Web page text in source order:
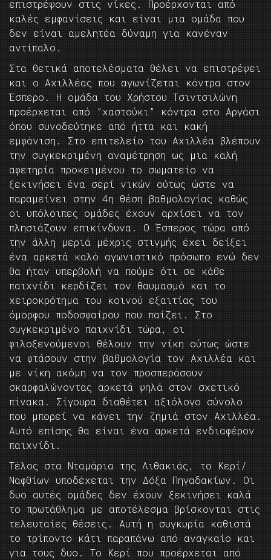
επιστρέψουν στις νίκες. Προέρχονται από
καλές εμφανίσεις και είναι μια ομάδα που
δεν είναι αμελητέα δύναμη για κανέναν
αντίπαλο.
Στα θετικά αποτελέσματα θέλει να επιστρέψει
και ο Αχιλλέας που αγωνίζεται κόντρα στον
Έσπερο. Η ομάδα του Χρήστου Τσιντσιλώνη
προέρχεται από ”χαστούκι” κόντρα στο Αργάσι
όπου συνοδεύτηκε από ήττα και κακή
εμφάνιση. Στο επιτελείο του Αχιλλέα βλέπουν
την συγκεκριμένη αναμέτρηση ως μια καλή
αφετηρία προκειμένου το σωματείο να
ξεκινήσει ένα σερί νικών ούτως ώστε να
παραμείνει στην 4η θέση βαθμολογίας καθώς
οι υπόλοιπες ομάδες έχουν αρχίσει να τον
πλησιάζουν επικίνδυνα. Ο Έσπερος τώρα από
την άλλη μεριά μέχρις στιγμής έχει δείξει
ένα αρκετά καλό αγωνιστικό πρόσωπο ενώ δεν
θα ήταν υπερβολή να πούμε ότι σε κάθε
παιχνίδι κερδίζει τον θαυμασμό και το
χειροκρότημα του κοινού εξαιτίας του
όμορφου ποδοσφαίρου που παίζει. Στο
συγκεκριμένο παιχνίδι τώρα, οι
φιλοξενούμενοι θέλουν την νίκη ούτως ώστε
να φτάσουν στην βαθμολογία τον Αχιλλέα και
με νίκη ακόμη να τον προσπεράσουν
σκαρφαλώνοντας αρκετά ψηλά στον σχετικό
πίνακα. Σίγουρα διαθέτει αξιόλογο σύνολο
που μπορεί να κάνει την ζημιά στον Αχιλλέα.
Αυτό επίσης θα είναι ένα αρκετά ενδιαφέρον
παιχνίδι.
Τέλος στα Νταμάρια της Λιθακιάς, το Κερί/
Ναφθίων υποδέχεται την Δόξα Πηγαδακίων. Οι
δυο αυτές ομάδες δεν έχουν ξεκινήσει καλά
το πρωτάθλημα με αποτέλεσμα βρίσκονται στις
τελευταίες θέσεις. Αυτή η συγκυρία καθιστά
το τρίποντο κάτι παραπάνω από αναγκαίο και
για τους δυο. Το Κερί που προέρχεται από